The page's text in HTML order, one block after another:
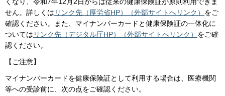
せん。詳しくは リンク先（厚労省HP）（外部サイトへリンク） をご
確認ください。また、マイナンバーカードと健康保険証の一体化に
ついては リンク先（デジタル庁HP）（外部サイトへリンク） をご確
認ください。
【ご注意】
マイナンバーカードを健康保険証として利用する場合は、医療機関
等への受診前に、次の点をご確認ください。